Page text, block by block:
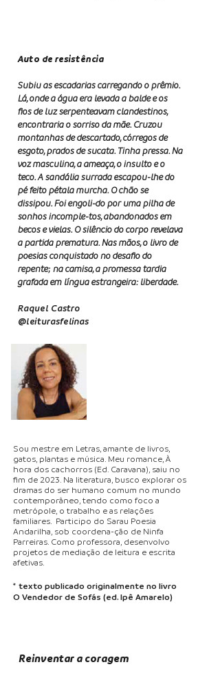
Auto de resistência
Subiu as escadarias carregando o prêmio.
Lá, onde a água era levada a balde e os
ﬁos de luz serpenteavam clandestinos,
encontraria o sorriso da mãe. Cruzou
montanhas de descartado, córregos de
esgoto, prados de sucata. Tinha pressa. Na
voz masculina, a ameaça, o insulto e o
teco. A sandália surrada escapou-lhe do
pé feito pétala murcha. O chão se
dissipou. Foi engoli-do por uma pilha de
sonhos incomple-tos, abandonados em
becos e vielas. O silêncio do corpo revelava
a partida prematura. Nas mãos, o livro de
poesias conquistado no desaﬁo do
repente; na camisa, a promessa tardia
grafada em língua estrangeira: liberdade.
Raquel Castro
@leiturasfelinas
Sou mestre em Letras, amante de livros,
gatos, plantas e música. Meu romance, À
hora dos cachorros (Ed. Caravana), saiu no
ﬁm de 2023. Na literatura, busco explorar os
dramas do ser humano comum no mundo
contemporâneo, tendo como foco a
metrópole, o trabalho e as relações
familiares. Participo do Sarau Poesia
Andarilha, sob coordena-ção de Ninfa
Parreiras. Como professora, desenvolvo
projetos de mediação de leitura e escrita
afetivas.
* texto publicado originalmente no livro
O Vendedor de Sofás (ed. Ipê Amarelo)
Reinventar a coragem